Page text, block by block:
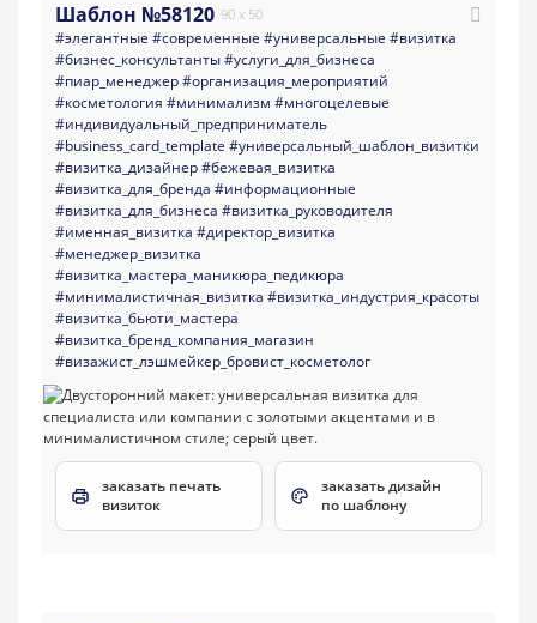
Шаблон №58120 90 x 50
#элегантные #современные #универсальные #визитка
#бизнес_консультанты#услуги_для_бизнеса
#пиар_менеджер#организация_мероприятий
#косметология #минимализм #многоцелевые
#индивидуальный_предприниматель
#business_card_template #универсальный_шаблон_визитки
#визитка_дизайнер#бежевая_визитка
#визитка_для_бренда #информационные
#визитка_для_бизнеса #визитка_руководителя
#именная_визитка #директор_визитка
#менеджер_визитка
#визитка_мастера_маникюра_педикюра
#минималистичная_визитка #визитка_индустрия_красоты
#визитка_бьюти_мастера
#визитка_бренд_компания_магазин
#визажист_лэшмейкер_бровист_косметолог
заказать печать
визиток
заказать дизайн
по шаблону